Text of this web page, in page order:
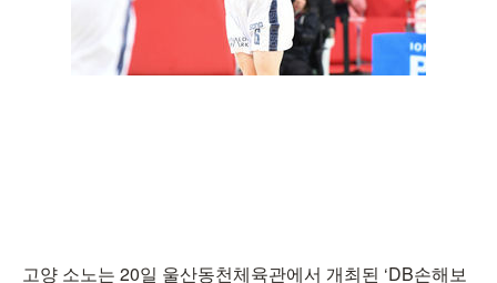
고양 소노는 20일 울산동천체육관에서 개최된 ‘DB손해보